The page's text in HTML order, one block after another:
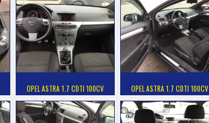
OPEL ASTRA 1.7 CDTI 100CV OPEL ASTRA 1.7 CDTI 100CV